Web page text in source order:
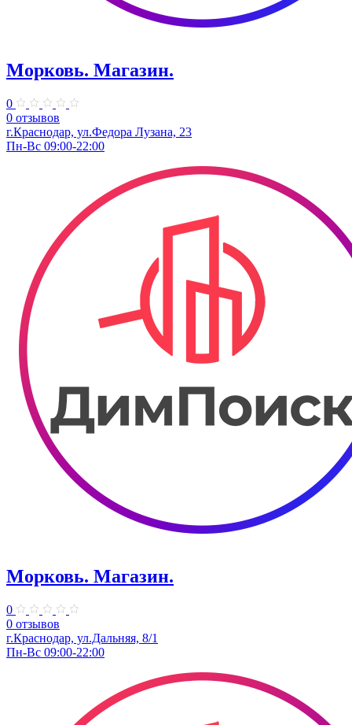
Морковь. Магазин.
0
0 отзывов
г.Краснодар, ул.Федора Лузана, 23
Пн-Вс 09:00-22:00
Морковь. Магазин.
0
0 отзывов
г.Краснодар, ул.Дальняя, 8/1
Пн-Вс 09:00-22:00